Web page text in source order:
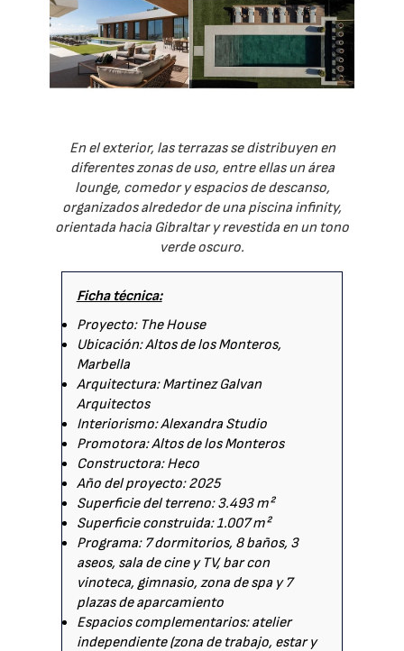
En el exterior, las terrazas se distribuyen en
diferentes zonas de uso, entre ellas un área
lounge, comedor y espacios de descanso,
organizados alrededor de una piscina infinity,
orientada hacia Gibraltar y revestida en un tono
verde oscuro.
Ficha técnica:
Proyecto: The House
Ubicación: Altos de los Monteros,
Marbella
Arquitectura: Martinez Galvan
Arquitectos
Interiorismo: Alexandra Studio
Promotora: Altos de los Monteros
Constructora: Heco
Año del proyecto: 2025
Superficie del terreno: 3.493 m²
Superficie construida: 1.007 m²
Programa: 7 dormitorios, 8 baños, 3
aseos, sala de cine y TV, bar con
vinoteca, gimnasio, zona de spa y 7
plazas de aparcamiento
Espacios complementarios: atelier
independiente (zona de trabajo, estar y